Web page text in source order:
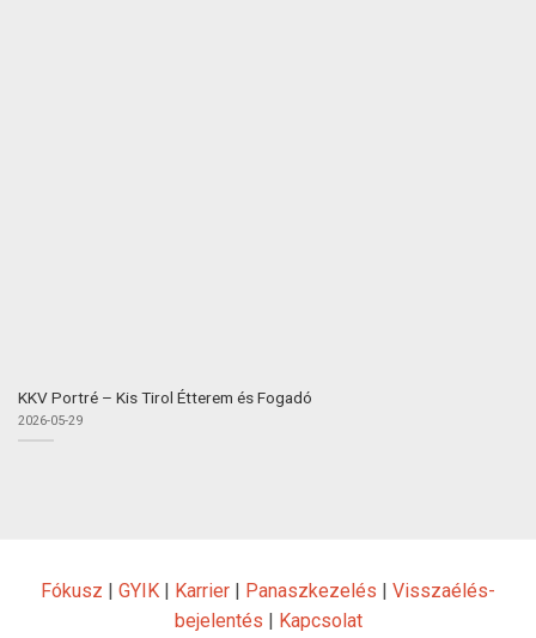
KKV Portré – Kis Tirol Étterem és Fogadó
2026-05-29
Fókusz GYIK Karrier Panaszkezelés
Visszaélés-
bejelentés
Kapcsolat